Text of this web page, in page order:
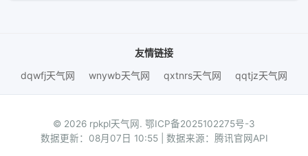
友情链接
dqwfj天气网
wnywb天气网 qxtnrs天气网 qqtjz天气网
© 2026 rpkpl天气网. 鄂ICP备2025102275号-3
数据更新：08月07日 10:55 | 数据来源：腾讯官网API